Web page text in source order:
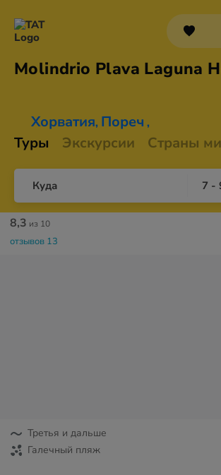
Molindrio Plava Laguna
Хорватия, Пореч ,
Туры Экскурсии Страны
Куда 7 -
8,3 из 10
отзывов 13
Третья и дальше
Галечный пляж